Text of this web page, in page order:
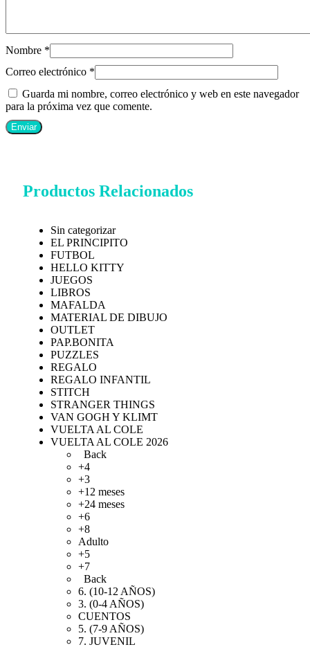
Nombre *
Correo electrónico *
Guarda mi nombre, correo electrónico y web en este navegador
para la próxima vez que comente.
Productos Relacionados
Sin categorizar
EL PRINCIPITO
FUTBOL
HELLO KITTY
JUEGOS
LIBROS
MAFALDA
MATERIAL DE DIBUJO
OUTLET
PAP.BONITA
PUZZLES
REGALO
REGALO INFANTIL
STITCH
STRANGER THINGS
VAN GOGH Y KLIMT
VUELTA AL COLE
VUELTA AL COLE 2026
Back
+4
+3
+12 meses
+24 meses
+6
+8
Adulto
+5
+7
Back
6. (10-12 AÑOS)
3. (0-4 AÑOS)
CUENTOS
5. (7-9 AÑOS)
7. JUVENIL